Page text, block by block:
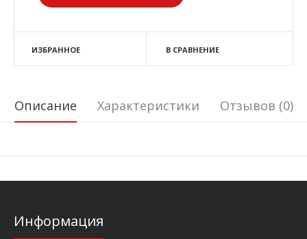
ИЗБРАННОЕ В СРАВНЕНИЕ
Описание Характеристики Отзывов (0)
Информация